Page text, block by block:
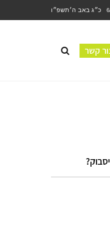
כ״ג באב ה׳תשפ״ו
קשר